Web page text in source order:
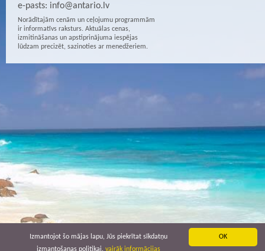
e-pasts: info@antario.lv
Norādītajām cenām un ceļojumu programmām
ir informatīvs raksturs. Aktuālas cenas,
izmitināšanas un apstiprinājuma iespējas
lūdzam precizēt, sazinoties ar menedžeriem.
OK
Izmantojot šo mājas lapu, Jūs piekrītat sīkdatņu
izmantošanas politikai. vairāk informācijas